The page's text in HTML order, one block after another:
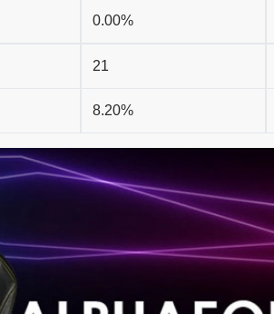
0.00%
21
8.20%